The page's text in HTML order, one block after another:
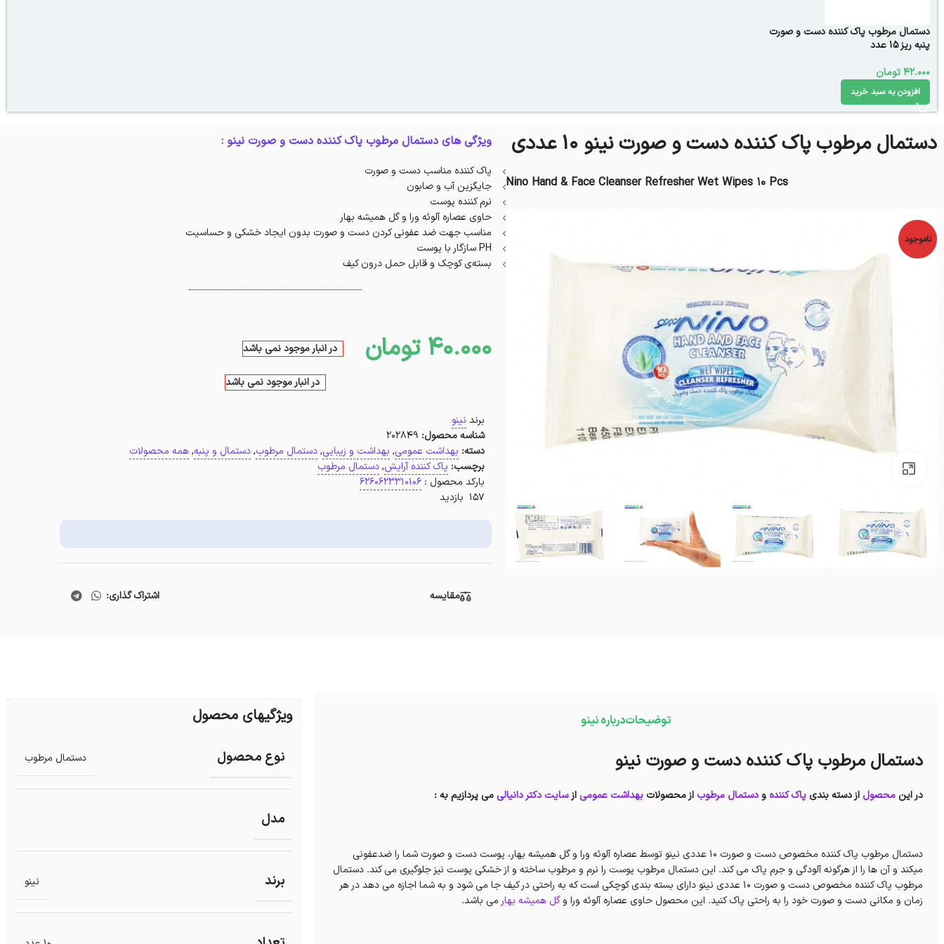
دستمال مرطوب پاک کننده دست و صورت
پنبه ریز 15 عدد
42.000تومان
افزودن به سبد خرید
دستمال مرطوب پاک کننده دست و صورت نینو 10 عددی
Nino Hand & Face Cleanser Refresher Wet Wipes 10 Pcs
ناموجود
ویژگی های دستمال مرطوب پاک کننده دست و صورت نینو :
پاک کننده مناسب دست و صورت
جایگزین آب و صابون
نرم کننده پوست
حاوی عصاره آلوئه ورا و گل همیشه بهار
مناسب جهت ضد عفونی کردن دست و صورت بدون ایجاد خشکی و حساسیت
PH سازگار با پوست
بسته‌ی کوچک و قابل حمل درون کیف
40.000 تومان در انبار موجود نمی باشد
در انبار موجود نمی باشد
برند نینو
شناسه محصول: 202849
دسته: بهداشت عمومی, بهداشت و زیبایی, دستمال مرطوب, دستمال و پنبه, همه محصولات
برچسب: پاک کننده آرایش, دستمال مرطوب
بارکد محصول :6260623310106
157 بازدید
مقایسه اشتراک گذاری:
توضیحاتدرباره نینو
دستمال مرطوب پاک کننده دست و صورت نینو
در این محصول از دسته بندی پاک کننده ودستمال مرطوب از محصولات بهداشت عمومیازسایت دکتر دانیالیمی پردازیم به :
دستمال مرطوب پاک کننده مخصوص دست و صورت 10 عددی نینو توسط عصاره آلوئه ورا و گل همیشه بهار، پوست دست و صورت شما را ضدعفونی
میکند و آن ها را از هرگونه آلودگی و جرم پاک می کند. این دستمال مرطوب پوست را نرم و مرطوب ساخته و از خشکی پوست نیز جلوگیری می کند. دستمال
مرطوب پاک کننده مخصوص دست و صورت 10 عددی نینو دارای بسته بندی کوچکی است که به راحتی در کیف جا می شود و به شما اجازه می دهد در هر
زمان و مکانی دست و صورت خود را به راحتی پاک کنید. این محصول حاوی عصاره آلوئه ورا وگل همیشه بهارمی باشد.
ویژگیهای محصول
نوع محصول دستمال مرطوب
مدل
برند نینو